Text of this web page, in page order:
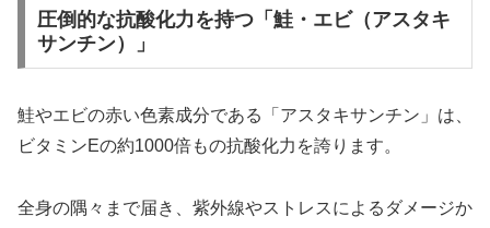
圧倒的な抗酸化力を持つ「鮭・エビ（アスタキ
サンチン）」
鮭やエビの赤い色素成分である「アスタキサンチン」は、
ビタミンEの約1000倍もの抗酸化力を誇ります。
全身の隅々まで届き、紫外線やストレスによるダメージか